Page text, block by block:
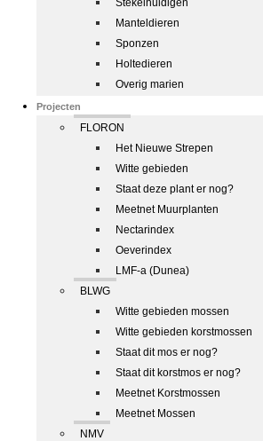
Stekelhuidigen
Manteldieren
Sponzen
Holtedieren
Overig marien
Projecten
FLORON
Het Nieuwe Strepen
Witte gebieden
Staat deze plant er nog?
Meetnet Muurplanten
Nectarindex
Oeverindex
LMF-a (Dunea)
BLWG
Witte gebieden mossen
Witte gebieden korstmossen
Staat dit mos er nog?
Staat dit korstmos er nog?
Meetnet Korstmossen
Meetnet Mossen
NMV